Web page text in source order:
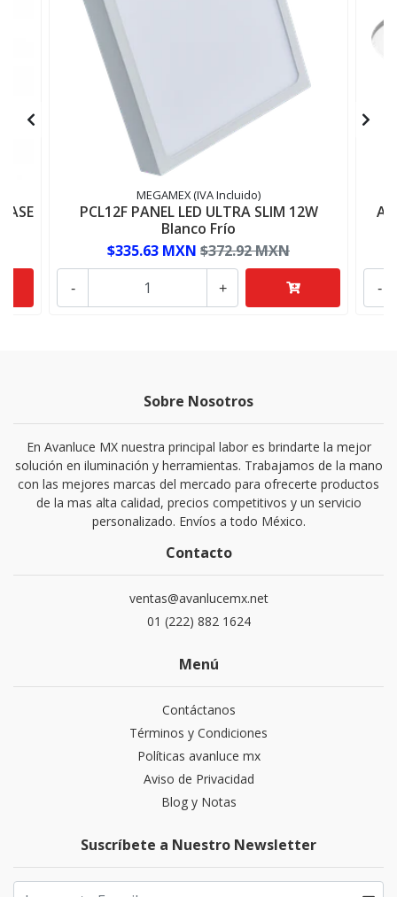
MEGAMEX (IVA Incluido)
PCL12F PANEL LED ULTRA SLIM 12W
Blanco Frío
$335.63 MXN $372.92 MXN
+
- -
Sobre Nosotros
En Avanluce MX nuestra principal labor es brindarte la mejor
solución en iluminación y herramientas. Trabajamos de la mano
con las mejores marcas del mercado para ofrecerte productos
de la mas alta calidad, precios competitivos y un servicio
personalizado. Envíos a todo México.
Contacto
ventas@avanlucemx.net
01 (222) 882 1624
Menú
Contáctanos
Términos y Condiciones
Políticas avanluce mx
Aviso de Privacidad
Blog y Notas
Suscríbete a Nuestro Newsletter